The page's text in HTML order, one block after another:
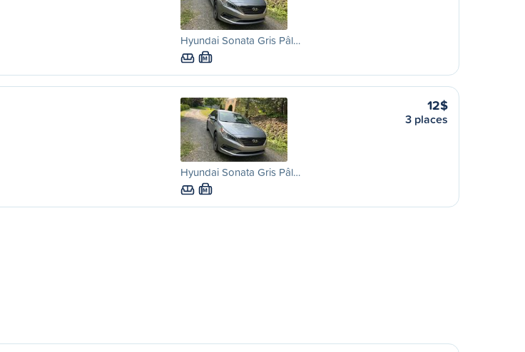
Hyundai Sonata Gris Pâl…
M
Hyundai Sonata Gris Pâl…
M
12$
3 places